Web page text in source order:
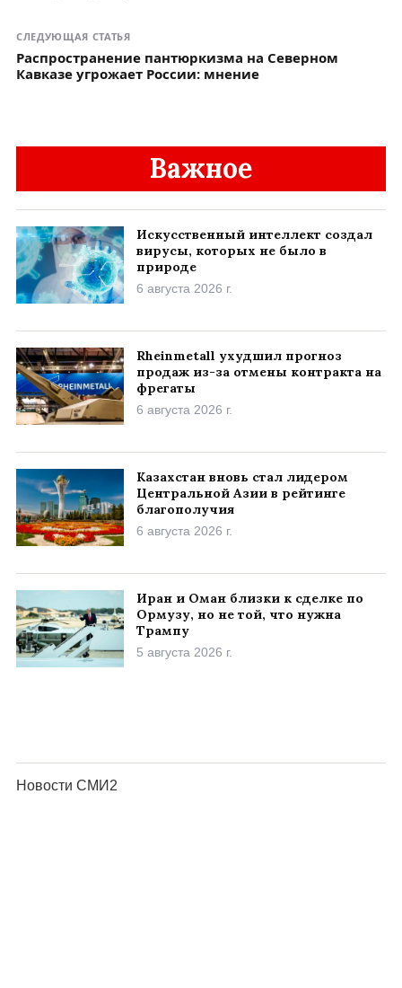
СЛЕДУЮЩАЯ СТАТЬЯ
Распространение пантюркизма на Северном
Кавказе угрожает России: мнение
Важное
Искусственный интеллект создал
вирусы, которых не было в
природе
6 августа 2026 г.
Rheinmetall ухудшил прогноз
продаж из-за отмены контракта на
фрегаты
6 августа 2026 г.
Казахстан вновь стал лидером
Центральной Азии в рейтинге
благополучия
6 августа 2026 г.
Иран и Оман близки к сделке по
Ормузу, но не той, что нужна
Трампу
5 августа 2026 г.